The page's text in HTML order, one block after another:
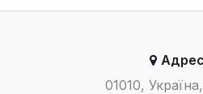
01010,